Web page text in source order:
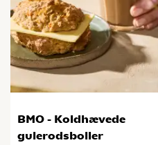
BMO - Koldhævede
gulerodsboller